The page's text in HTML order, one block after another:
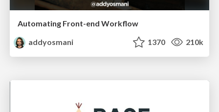
Automating Front-end Workflow
addyosmani
1370 210k